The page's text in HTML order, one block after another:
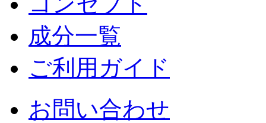
成分一覧
ご利用ガイド
お問い合わせ